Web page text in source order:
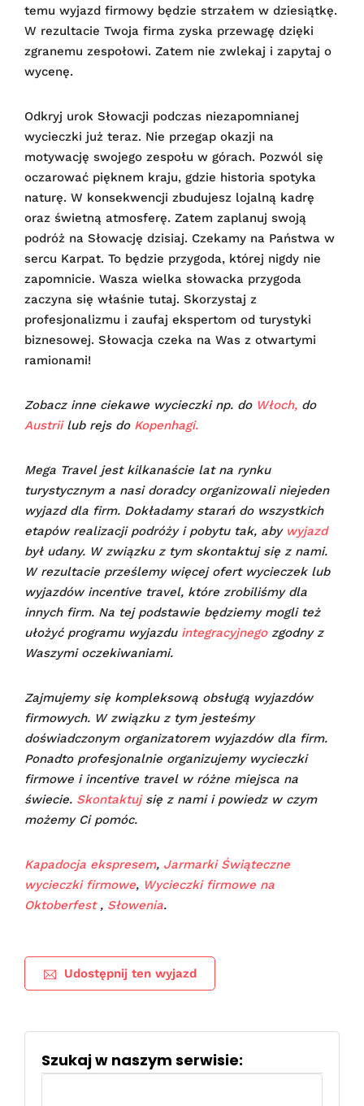
temu wyjazd firmowy będzie strzałem w dziesiątkę.
W rezultacie Twoja firma zyska przewagę dzięki
zgranemu zespołowi. Zatem nie zwlekaj i zapytaj o
wycenę.
Odkryj urok Słowacji podczas niezapomnianej
wycieczki już teraz. Nie przegap okazji na
motywację swojego zespołu w górach. Pozwól się
oczarować pięknem kraju, gdzie historia spotyka
naturę. W konsekwencji zbudujesz lojalną kadrę
oraz świetną atmosferę. Zatem zaplanuj swoją
podróż na Słowację dzisiaj. Czekamy na Państwa w
sercu Karpat. To będzie przygoda, której nigdy nie
zapomnicie. Wasza wielka słowacka przygoda
zaczyna się właśnie tutaj. Skorzystaj z
profesjonalizmu i zaufaj ekspertom od turystyki
biznesowej. Słowacja czeka na Was z otwartymi
ramionami!
Zobacz inne ciekawe wycieczki np. do Włoch, do
Austriilub rejs do Kopenhagi.
Mega Travel jest kilkanaście lat na rynku
turystycznym a nasi doradcy organizowali niejeden
wyjazd dla firm. Dokładamy starań do wszystkich
etapów realizacji podróży i pobytu tak, aby wyjazd
był udany. W związku z tym skontaktuj się z nami.
W rezultacie prześlemy więcej ofert wycieczek lub
wyjazdów incentive travel, które zrobiliśmy dla
innych firm. Na tej podstawie będziemy mogli też
ułożyć programu wyjazdu integracyjnegozgodny z
Waszymi oczekiwaniami.
Zajmujemy się kompleksową obsługą wyjazdów
firmowych. W związku z tym jesteśmy
doświadczonym organizatorem wyjazdów dla firm.
Ponadto profesjonalnie organizujemy wycieczki
firmowe i incentive travel w różne miejsca na
świecie. Skontaktujsię z nami i powiedz w czym
możemy Ci pomóc.
Kapadocja ekspresem, Jarmarki Świąteczne
wycieczki firmowe, Wycieczki firmowe na
Oktoberfest, Słowenia.
Udostępnij ten wyjazd
Szukaj w naszym serwisie:
Szukaj: